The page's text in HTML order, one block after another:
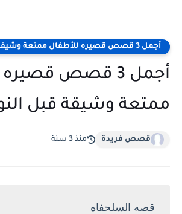
أجمل 3 قصص قصيره للأطفال ممتعة وشيقة قبل النوم
أجمل 3 قصص
ممتعة وشيقة قبل
قصص فريدة منذ 3 سنة
قصه السلحفاه